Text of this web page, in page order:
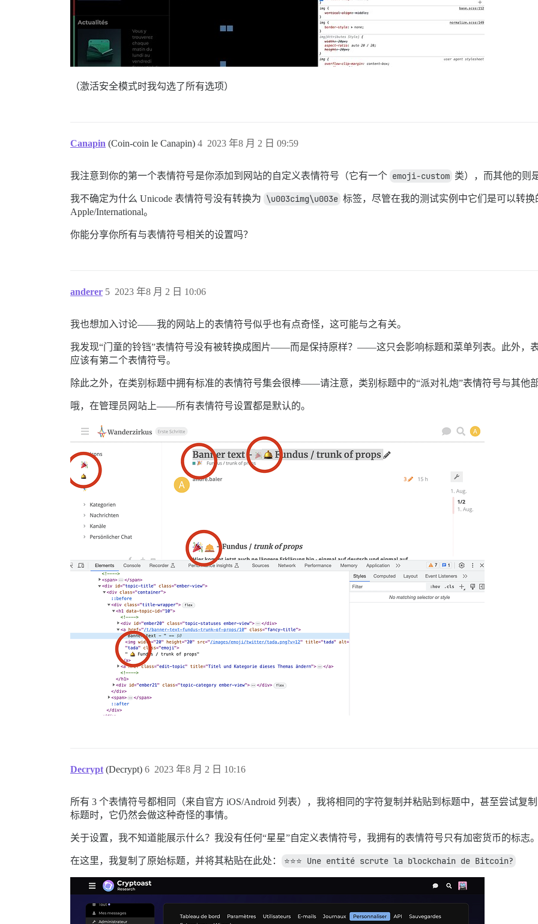
（激活安全模式时我勾选了所有选项）
Canapin (Coin-coin le Canapin) 2023 年8 月 2 日 09:59
4
我注意到你的第一个表情符号是你添加到网站的自定义表情符号（它有一个 emoji-custom 类），而其他的则
我不确定为什么 Unicode 表情符号没有转换为 \u003cimg\u003e 标签，尽管在我的测试实例中它们是可以转
Apple/International。
你能分享你所有与表情符号相关的设置吗？
anderer 2023 年8 月 2 日 10:06
5
我也想加入讨论——我的网站上的表情符号似乎也有点奇怪，这可能与之有关。
我发现“门童的铃铛”表情符号没有被转换成图片——而是保持原样？——这只会影响标题和菜单列表。此外，
应该有第二个表情符号。
除此之外，在类别标题中拥有标准的表情符号集会很棒——请注意，类别标题中的“派对礼炮”表情符号与其他
哦，在管理员网站上——所有表情符号设置都是默认的。
Decrypt (Decrypt) 2023 年8 月 2 日 10:16
6
所有 3 个表情符号都相同（来自官方 iOS/Android 列表），我将相同的字符复制并粘贴到标题中，甚至尝试复
标题时，它仍然会做这种奇怪的事情。
关于设置，我不知道能展示什么？我没有任何“星星”自定义表情符号，我拥有的表情符号只有加密货币的标志
在这里，我复制了原始标题，并将其粘贴在此处： ⭐️⭐️⭐️ Une entité scrute la blockchain de Bitcoin?